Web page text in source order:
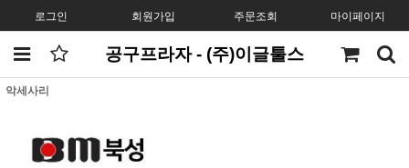
로그인 회원가입 주문조회 마이페이지
공구프라자 - (주)이글툴스
악세사리